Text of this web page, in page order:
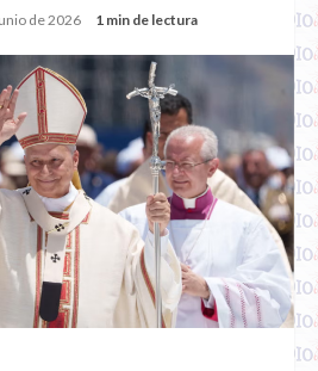
de 2026 1 min de lectura